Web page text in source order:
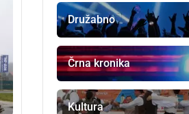
Družabno
Črna kronika
Kultura